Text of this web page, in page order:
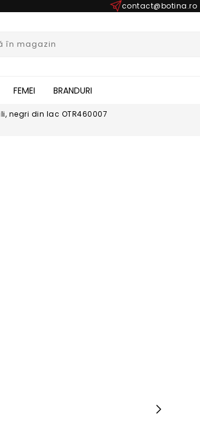
contact@botina.ro
FEMEI BRANDURI
negri din lac OTR460007